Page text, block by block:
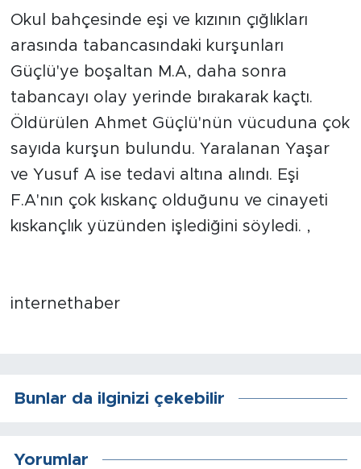
Okul bahçesinde eşi ve kızının çığlıkları
arasında tabancasındaki kurşunları
Güçlü'ye boşaltan M.A, daha sonra
tabancayı olay yerinde bırakarak kaçtı.
Öldürülen Ahmet Güçlü'nün vücuduna çok
sayıda kurşun bulundu. Yaralanan Yaşar
ve Yusuf A ise tedavi altına alındı. Eşi
F.A'nın çok kıskanç olduğunu ve cinayeti
kıskançlık yüzünden işlediğini söyledi. ,
internethaber
Bunlar da ilginizi çekebilir
Yorumlar